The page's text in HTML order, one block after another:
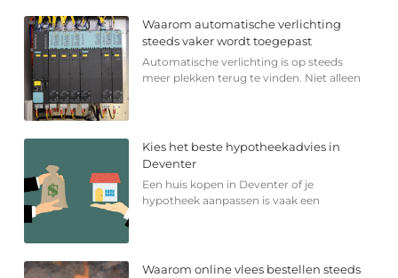
Waarom automatische verlichting
steeds vaker wordt toegepast
Automatische verlichting is op steeds
meer plekken terug te vinden. Niet alleen
Kies het beste hypotheekadvies in
Deventer
Een huis kopen in Deventer of je
hypotheek aanpassen is vaak een
Waarom online vlees bestellen steeds